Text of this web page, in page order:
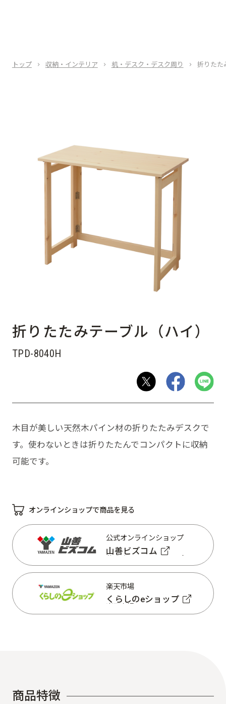
トップ 収納・インテリア 机・デスク・デスク周り 折りたた
折りたたみテーブル（ハイ）
TPD-8040H
木目が美しい天然木パイン材の折りたたみデスクで
す。使わないときは折りたたんでコンパクトに収納
可能です。
オンラインショップで商品を見る
公式オンラインショップ
山善ビズコム
山善ビズコム
楽天市場
くらしのeショップ
商品特徴